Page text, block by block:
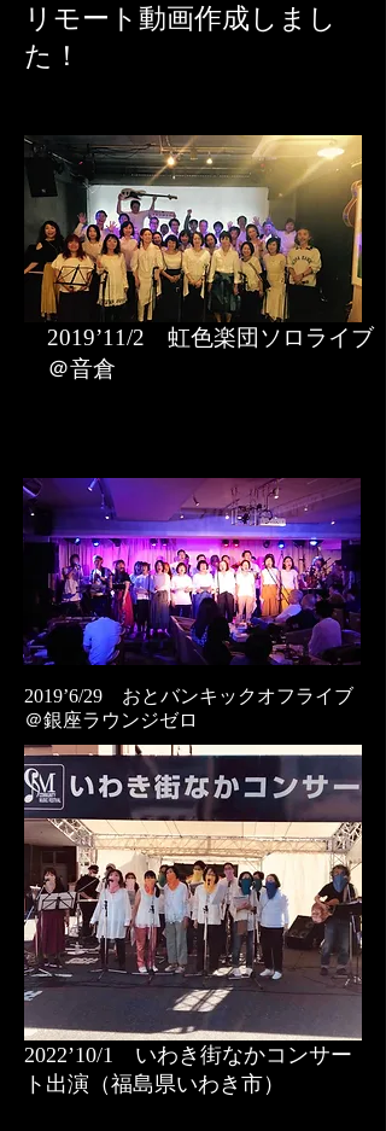
リモート動画作成しまし
た！
2019’11/2 虹色楽団ソロライブ
＠音倉
2019’6/29 おとバンキックオフライブ
＠銀座ラウンジゼロ
2022’10/1 いわき街なかコンサー
ト出演（福島県いわき市）